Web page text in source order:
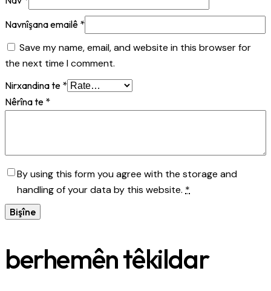
Navnîşana emailê *
Save my name, email, and website in this browser for
the next time I comment.
Nirxandina te *
Nêrîna te *
By using this form you agree with the storage and
handling of your data by this website. *
berhemên têkildar